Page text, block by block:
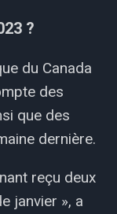
?
du Canada
des
que des
dernière.
reçu deux
janvier », a